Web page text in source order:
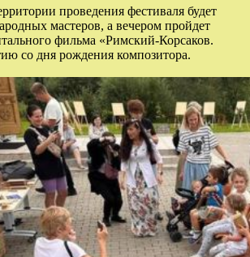
проведения фестиваля будет
мастеров, а вечером пройдет
фильма «Римский-Корсаков.
со дня рождения композитора.